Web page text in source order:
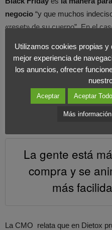
negocio “y que muchos
«reset» de su cuerpo”. En el
fácil y divertida -siempre a
único día del año en el que
descuento, lo que se traduce
precios de nuestros
como el Black Friday, lagente
y se animan a hacerlo
La gente está
compra y se
más
La CMO relata que en Dietox
Utilizamos cookies propias y
mejor experiencia de
los anuncios, ofrecer
Aceptar Aceptar Todo
Más